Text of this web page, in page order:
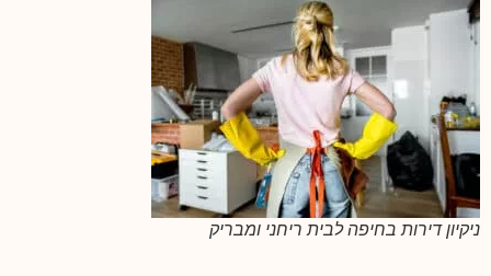
ניקיון דירות בחיפה לבית ריחני ומבריק